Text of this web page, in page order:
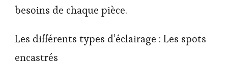
besoins de chaque pièce.
Les différents types d’éclairage : Les spots
encastrés